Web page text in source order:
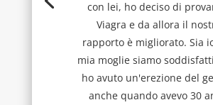
con lei, ho deciso di
Viagra e da allora il
rapporto è migliorato. Sia
mia moglie siamo
ho avuto un'erezione del
anche quando avevo 30